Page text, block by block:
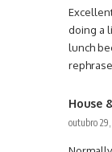
doing a
lunch
House
outubro 29,